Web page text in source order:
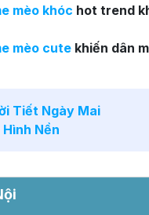
mèo khóc hot trend
mèo cute khiến dân
Tiết Ngày Mai
Hình Nền